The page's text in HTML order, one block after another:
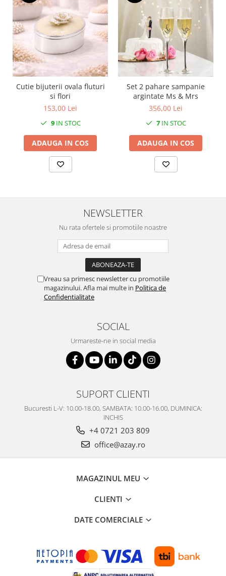
Royal White
CHIQUE STRIPES GALBEN
CHIQUE GALBEN
Cutie bijuterii ovala fluturi
si flori
153,00 Lei
9IN STOC
ADAUGA IN COS
Set 2 pahare sampanie
argintate Ms & Mrs
356,00 Lei
7IN STOC
ADAUGA IN COS
NEWSLETTER
Nu rata ofertele si promotiile noastre
Vreau sa primesc newsletter cu promotiile
magazinului. Afla mai multe in Politica de
Confidentialitate
SOCIAL
Urmareste-ne in social media
SUPORT CLIENTI
Bucuresti L-V: 10.00-18.00, SAMBATA: 10.00-16.00, DUMINICA:
INCHIS
+4 0721 203 809
office@azay.ro
MAGAZINUL MEU
CLIENTI
DATE COMERCIALE